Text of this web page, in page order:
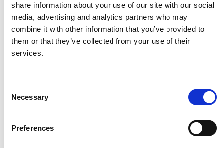
share information about your use of our site with our social
media, advertising and analytics partners who may
combine it with other information that you’ve provided to
them or that they’ve collected from your use of their
services.
Selection
Necessary
Preferences
ΤΕΤΑΡΤΗ 8 ΙΟΥΝΙΟΥ 2022
Διοργάνωση: